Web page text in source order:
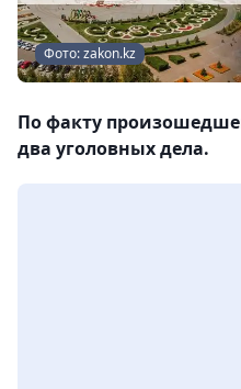
Фото: zakon.kz
По факту
два уголовных дела.